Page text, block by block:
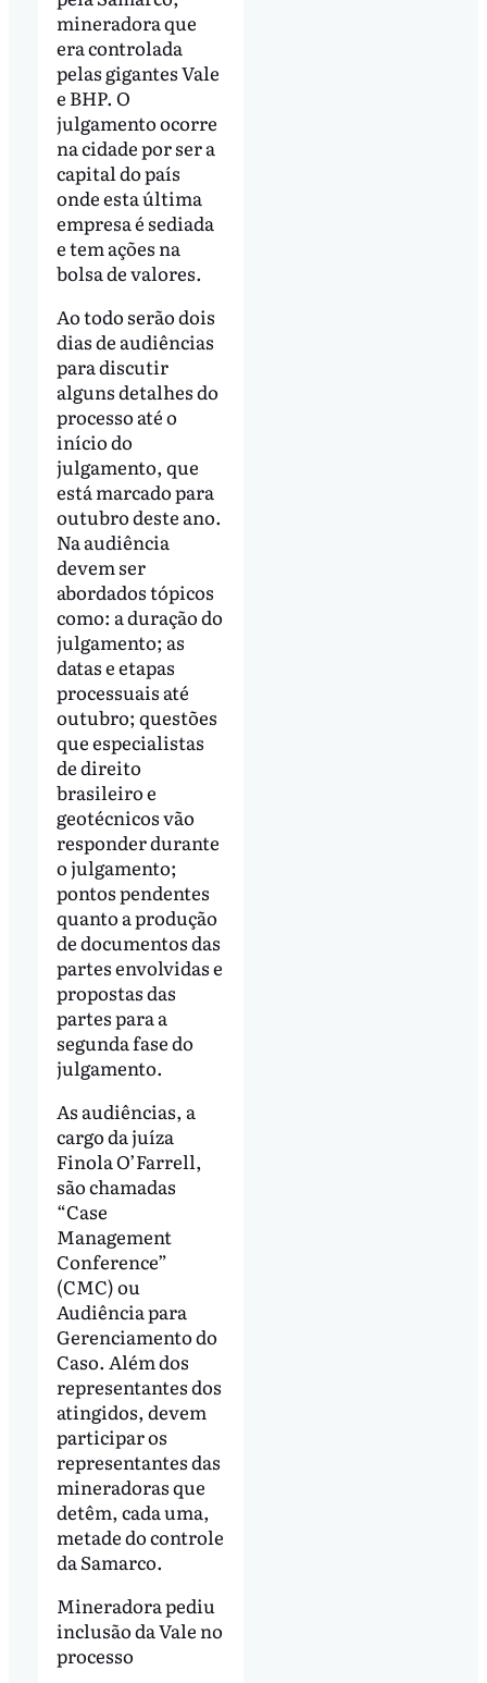
mineradora que
era controlada
pelas gigantes Vale
e BHP. O
julgamento ocorre
na cidade por ser a
capital do país
onde esta última
empresa é sediada
e tem ações na
bolsa de valores.
Ao todo serão dois
dias de audiências
para discutir
alguns detalhes do
processo até o
início do
julgamento, que
está marcado para
outubro deste ano.
Na audiência
devem ser
abordados tópicos
como: a duração do
julgamento; as
datas e etapas
processuais até
outubro; questões
que especialistas
de direito
brasileiro e
geotécnicos vão
responder durante
o julgamento;
pontos pendentes
quanto a produção
de documentos das
partes envolvidas e
propostas das
partes para a
segunda fase do
julgamento.
As audiências, a
cargo da juíza
Finola O’Farrell,
são chamadas
“Case
Management
Conference”
(CMC) ou
Audiência para
Gerenciamento do
Caso. Além dos
representantes dos
atingidos, devem
participar os
representantes das
mineradoras que
detêm, cada uma,
metade do controle
da Samarco.
Mineradora pediu
inclusão da Vale no
processo